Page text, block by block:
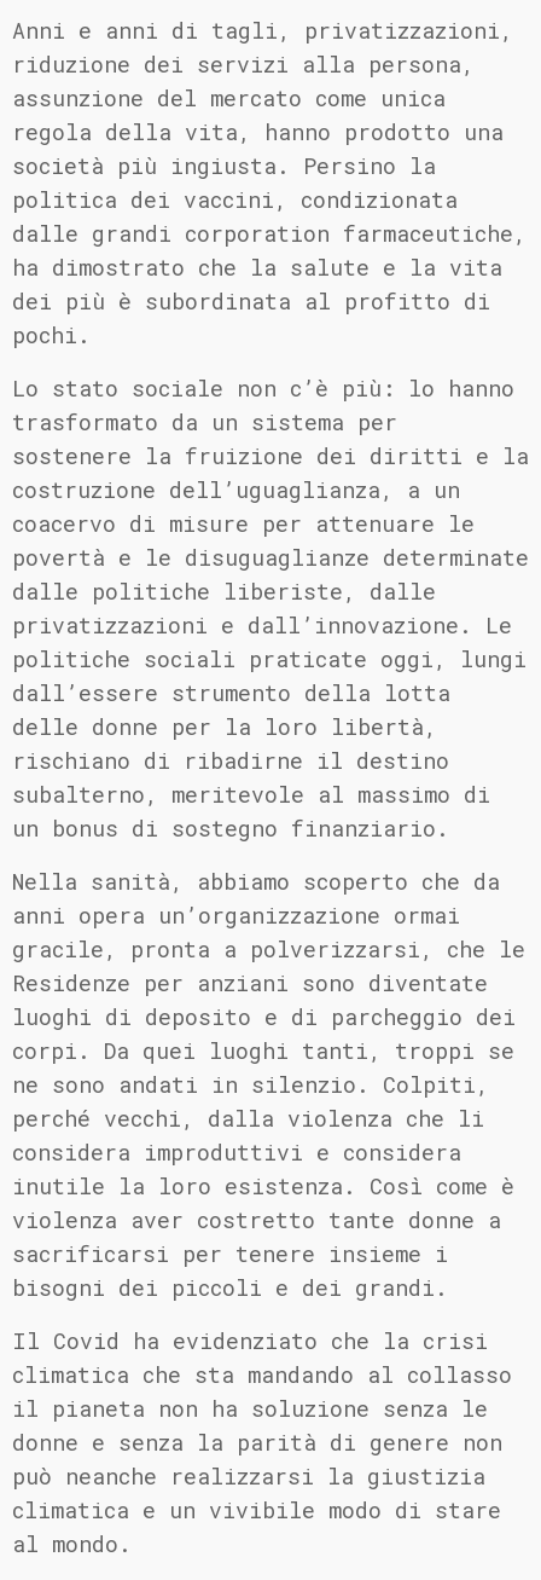
Anni e anni di tagli, privatizzazioni,
riduzione dei servizi alla persona,
assunzione del mercato come unica
regola della vita, hanno prodotto una
società più ingiusta. Persino la
politica dei vaccini, condizionata
dalle grandi corporation farmaceutiche,
ha dimostrato che la salute e la vita
dei più è subordinata al profitto di
pochi.
Lo stato sociale non c’è più: lo hanno
trasformato da un sistema per
sostenere la fruizione dei diritti e la
costruzione dell’uguaglianza, a un
coacervo di misure per attenuare le
povertà e le disuguaglianze determinate
dalle politiche liberiste, dalle
privatizzazioni e dall’innovazione. Le
politiche sociali praticate oggi, lungi
dall’essere strumento della lotta
delle donne per la loro libertà,
rischiano di ribadirne il destino
subalterno, meritevole al massimo di
un bonus di sostegno finanziario.
Nella sanità, abbiamo scoperto che da
anni opera un’organizzazione ormai
gracile, pronta a polverizzarsi, che le
Residenze per anziani sono diventate
luoghi di deposito e di parcheggio dei
corpi. Da quei luoghi tanti, troppi se
ne sono andati in silenzio. Colpiti,
perché vecchi, dalla violenza che li
considera improduttivi e considera
inutile la loro esistenza. Così come è
violenza aver costretto tante donne a
sacrificarsi per tenere insieme i
bisogni dei piccoli e dei grandi.
Il Covid ha evidenziato che la crisi
climatica che sta mandando al collasso
il pianeta non ha soluzione senza le
donne e senza la parità di genere non
può neanche realizzarsi la giustizia
climatica e un vivibile modo di stare
al mondo.